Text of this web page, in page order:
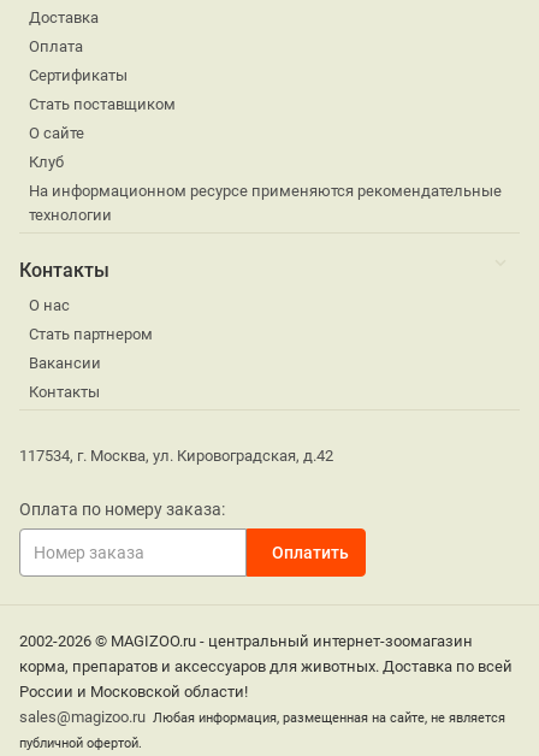
Доставка
Оплата
Сертификаты
Стать поставщиком
О сайте
Клуб
На информационном ресурсе применяются рекомендательные
технологии
Контакты
О нас
Стать партнером
Вакансии
Контакты
117534, г. Москва, ул. Кировоградская, д.42
Оплата по номеру заказа:
2002-2026 © MAGIZOO.ru - центральный интернет-зоомагазин
корма, препаратов и аксессуаров для животных. Доставка по всей
России и Московской области!
sales@magizoo.ru Любая информация, размещенная на сайте, не является
публичной офертой.